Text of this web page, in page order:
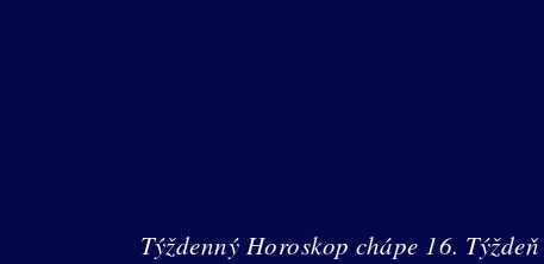
Týždenný Horoskop chápe 16.